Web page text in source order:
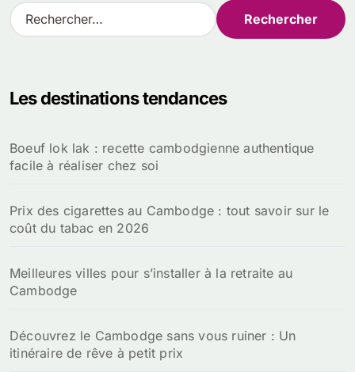
R
e
r
e
r
Les destinations tendances
Boeuf lok lak : recette cambodgienne authentique
facile à réaliser chez soi
Prix des cigarettes au Cambodge : tout savoir sur le
coût du tabac en 2026
Meilleures villes pour s’installer à la retraite au
Cambodge
Découvrez le Cambodge sans vous ruiner : Un
itinéraire de rêve à petit prix